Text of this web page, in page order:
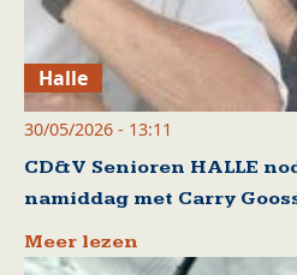
Halle
30/05/2026 - 13:11
CD&V Senioren HALLE
namiddag met Carry
Meer lezen